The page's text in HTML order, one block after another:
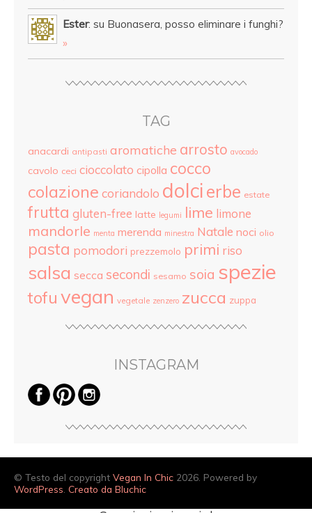
Ester: su Buonasera, posso eliminare i funghi?
»
TAG
anacardi antipasti aromatiche arrosto avocado
cavolo ceci cioccolato cipolla cocco
colazione coriandolo dolci erbe estate
frutta gluten-free latte legumi lime limone
mandorle menta merenda minestra Natale noci olio
pasta pomodori prezzemolo primi riso
salsa secca secondi sesamo soia spezie
tofu vegan vegetale zenzero zucca zuppa
INSTAGRAM
© Testo del copyright Vegan In Chic 2026. Powered by
WordPress Creato da Bluchic